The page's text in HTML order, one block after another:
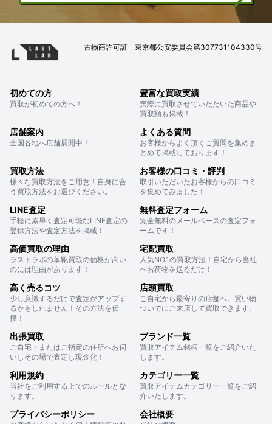
古物商許可証 東京都公安委員会第307731104330号
初めての方
買取が初めての方へ！
豊富な買取実績
実際に買取させていただいた商品や
買取額も掲載！
店舗案内
全国各地へ店舗展開中！
よくある質問
お客様からよく頂くご質問を集めま
とめて掲載しております！
買取方法
様々な買取方法をご用意！自身に合
う買取方法をお選びください。
お客様の口コミ・評判
取引いただいたお客様からの口コミ
を集めてみました！
LINE査定
手軽に素早く査定可能なLINE査定の
登録方法や査定方法を掲載！
無料査定フォーム
完全無料のメールベースの査定フォ
ームです！
高価買取の理由
ラストラボの革靴買取の価格が高い
のには理由があります！
宅配買取
人気NO.1の買取方法！自宅から当社
へお荷物を送るだけ！
高く売るコツ
少し意識するだけで査定がアップす
るかもしれません！その方法を伝
授！
店頭買取
ご自宅から最寄りの店舗へ。買い物
ついでにご来店して買取できます。
出張買取
ご自宅・またはご指定の住所へお伺
いしその場で査定し現金化！
ブランド一覧
買取アイテム銘柄一覧をご紹介いた
します。
利用規約
当社をご利用する上でのルールとな
ります。
カテゴリー一覧
買取アイテムカテゴリー一覧をご紹
介いたします。
プライバシーポリシー 会社概要